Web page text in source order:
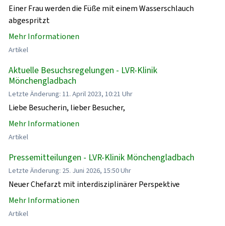
Einer Frau werden die Füße mit einem Wasserschlauch
abgespritzt
Mehr Informationen
Artikel
Aktuelle Besuchsregelungen - LVR-Klinik
Mönchengladbach
Letzte Änderung: 11. April 2023, 10:21 Uhr
Liebe Besucherin, lieber Besucher,
Mehr Informationen
Artikel
Pressemitteilungen - LVR-Klinik Mönchengladbach
Letzte Änderung: 25. Juni 2026, 15:50 Uhr
Neuer Chefarzt mit interdisziplinärer Perspektive
Mehr Informationen
Artikel